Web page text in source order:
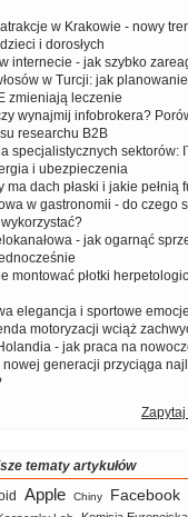
w Krakowie - nowy
i dorosłych
internecie - jak szybko
w Turcji: jak
zmieniają leczenie
wynajmij infobrokera?
researchu B2B
specjalistycznych sektorów:
i ubezpieczenia
ma dach płaski i jakie pełnią
w gastronomii - do czego
- jak ogarnąć
montować płotki
elegancja i sportowe
motoryzacji wciąż
- jak praca na
generacji przyciąga
Zapytaj
tematy artykułów
Apple Chiny Facebook